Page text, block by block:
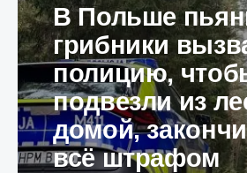
В Польше
грибники
полицию,
подвезли из
домой,
всё штрафом